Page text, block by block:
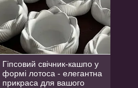
Гіпсовий свічник-кашпо у
формі лотоса - елегантна
прикраса для вашого